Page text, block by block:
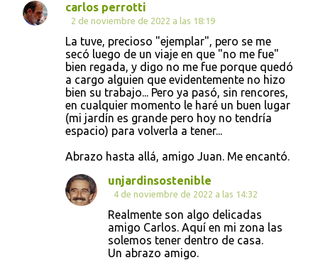
carlos perrotti
2 de noviembre de 2022 a las 18:19
La tuve, precioso "ejemplar", pero se me
secó luego de un viaje en que "no me fue"
bien regada, y digo no me fue porque quedó
a cargo alguien que evidentemente no hizo
bien su trabajo... Pero ya pasó, sin rencores,
en cualquier momento le haré un buen lugar
(mi jardín es grande pero hoy no tendría
espacio) para volverla a tener...
Abrazo hasta allá, amigo Juan. Me encantó.
unjardinsostenible
4 de noviembre de 2022 a las 14:32
Realmente son algo delicadas
amigo Carlos. Aquí en mi zona las
solemos tener dentro de casa.
Un abrazo amigo.